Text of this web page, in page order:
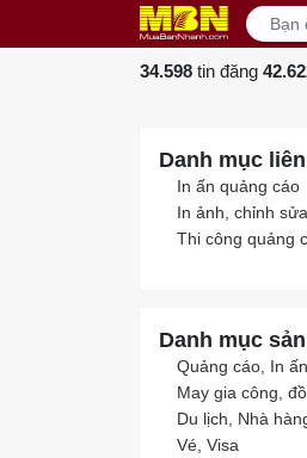
34.598 tin đăng
Danh mục
In ấn quảng cáo
In ảnh, chỉnh
Thi công quảng
Danh mục
Quảng cáo, In ấn
May gia công,
Du lịch, Nhà
Vé, Visa